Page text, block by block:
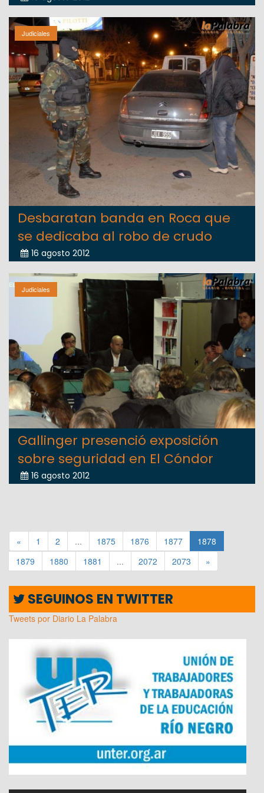
Judiciales
Desbaratan banda en Roca que
se dedicaba al robo de crudo
16 agosto 2012
Judiciales
Gallinger presenció exposición
sobre seguridad en El Cóndor
16 agosto 2012
« 1 2 ... 1875 1876 1877
1878
1879
1880 1881 ... 2072 2073 »
SEGUINOS EN TWITTER
Tweets por Diario La Palabra